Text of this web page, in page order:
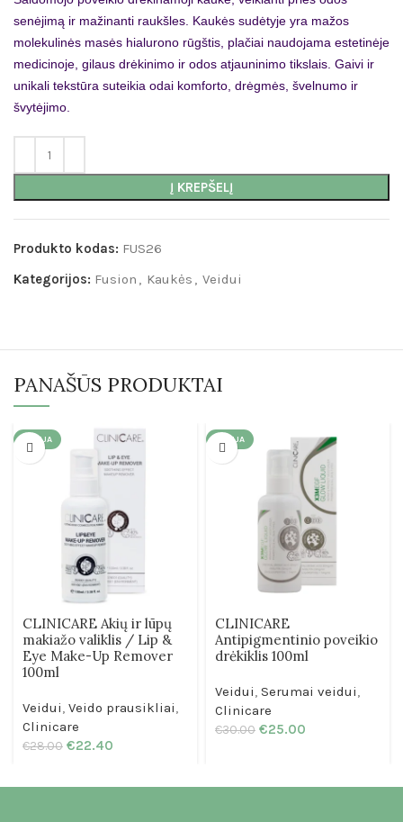
senėjimą ir mažinanti raukšles. Kaukės sudėtyje yra mažos
molekulinės masės hialurono rūgštis, plačiai naudojama estetinėje
medicinoje, gilaus drėkinimo ir odos atjauninimo tikslais. Gaivi ir
unikali tekstūra suteikia odai komforto, drėgmės, švelnumo ir
švytėjimo.
Į KREPŠELĮ
Produkto kodas: FUS26
Kategorijos: Fusion , Kaukės , Veidui
PANAŠŪS PRODUKTAI
AKCIJA
CLINICARE Akių ir lūpų
makiažo valiklis / Lip &
Eye Make-Up Remover
100ml
Veidui, Veido prausikliai,
Clinicare
€28.00 €22.40
AKCIJA
CLINICARE
Antipigmentinio poveikio
drėkiklis 100ml
Veidui, Serumai veidui,
Clinicare
€30.00 €25.00